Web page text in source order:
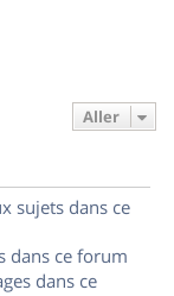
Aller
sujets dans ce
dans ce forum
dans ce